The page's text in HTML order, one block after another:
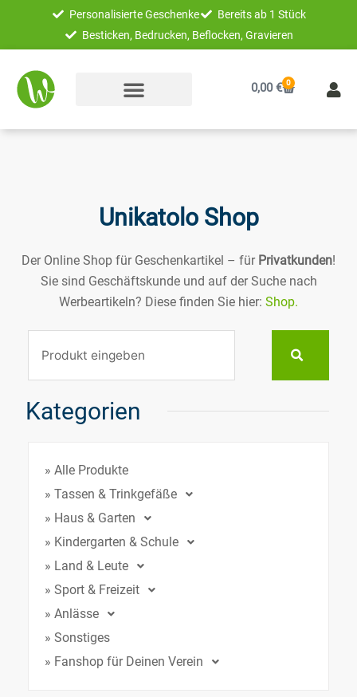
springen
Personalisierte Geschenke
Bereits ab 1 Stück
Besticken, Bedrucken, Beflocken, Gravieren
0,00€ 0
Warenkorb
Unikatolo Shop
Der Online Shop für Geschenkartikel – für Privatkunden!
Sie sind Geschäftskunde und auf der Suche nach
Werbeartikeln? Diese finden Sie hier: Shop.
Kategorien
» Alle Produkte
» Tassen & Trinkgefäße
» Haus & Garten
» Kindergarten & Schule
» Land & Leute
» Sport & Freizeit
» Anlässe
» Sonstiges
» Fanshop für Deinen Verein